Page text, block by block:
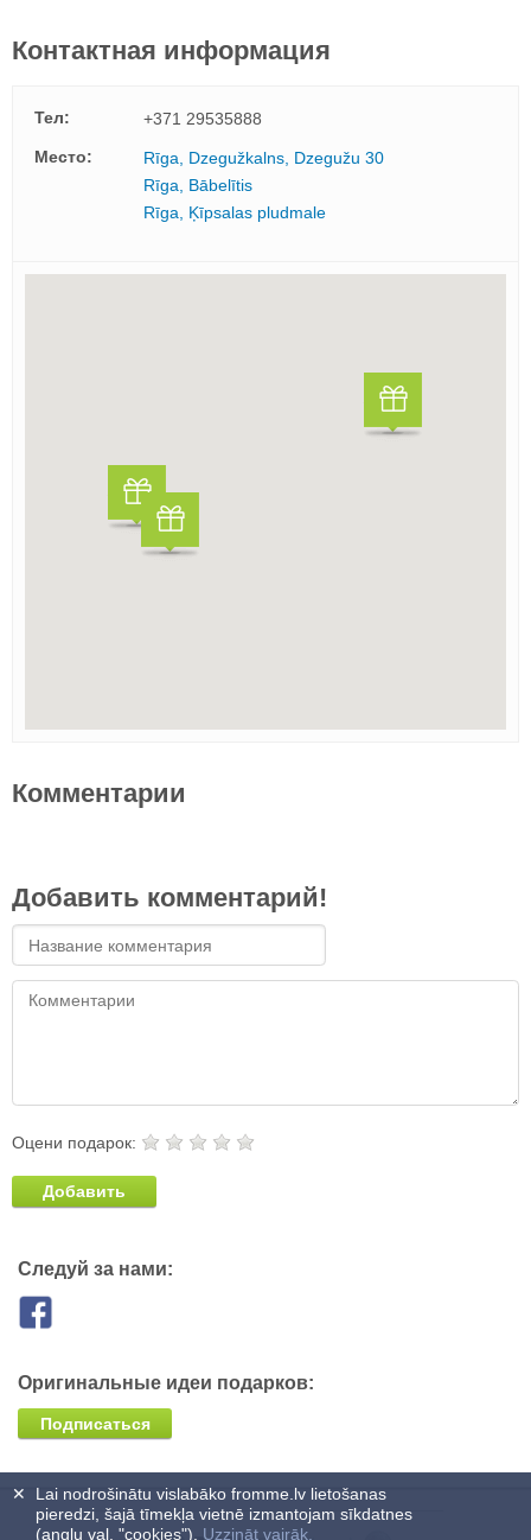
Контактная информация
Тел:
+371 29535888
Mесто:
Rīga, Dzegužkalns, Dzegužu 30
Rīga, Bābelītis
Rīga, Ķīpsalas pludmale
Комментарии
Добавить комментарий!
Оцени подарок:
Добавить
Следуй за нами:
Оригинальные идеи подарков:
Подписаться
Lai nodrošinātu vislabāko fromme.lv lietošanas
pieredzi, šajā tīmekļa vietnē izmantojam sīkdatnes
(angļu val. "cookies"). Uzzināt vairāk.
✕